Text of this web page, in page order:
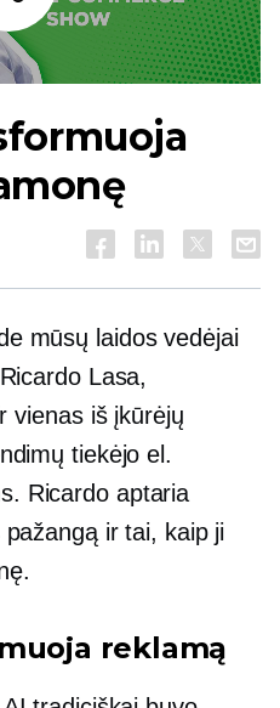
mūsų laidos vedėjai
Lasa,
vienas iš įkūrėjų
tiekėjo el.
Ricardo aptaria
ir tai, kaip ji
reklamą